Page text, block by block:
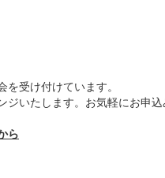
受け付けています。
いたします。お気軽にお申込
ら